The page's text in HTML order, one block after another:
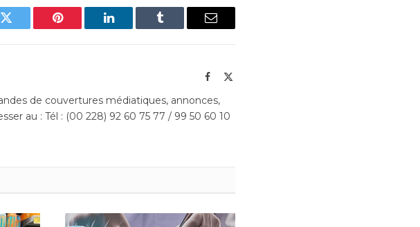
Twitter Pinterest LinkedIn Tumblr Email
Facebook
de couvertures médiatiques, annonces,
au : Tél : (00 228) 92 60 75 77 / 99 50 60 10